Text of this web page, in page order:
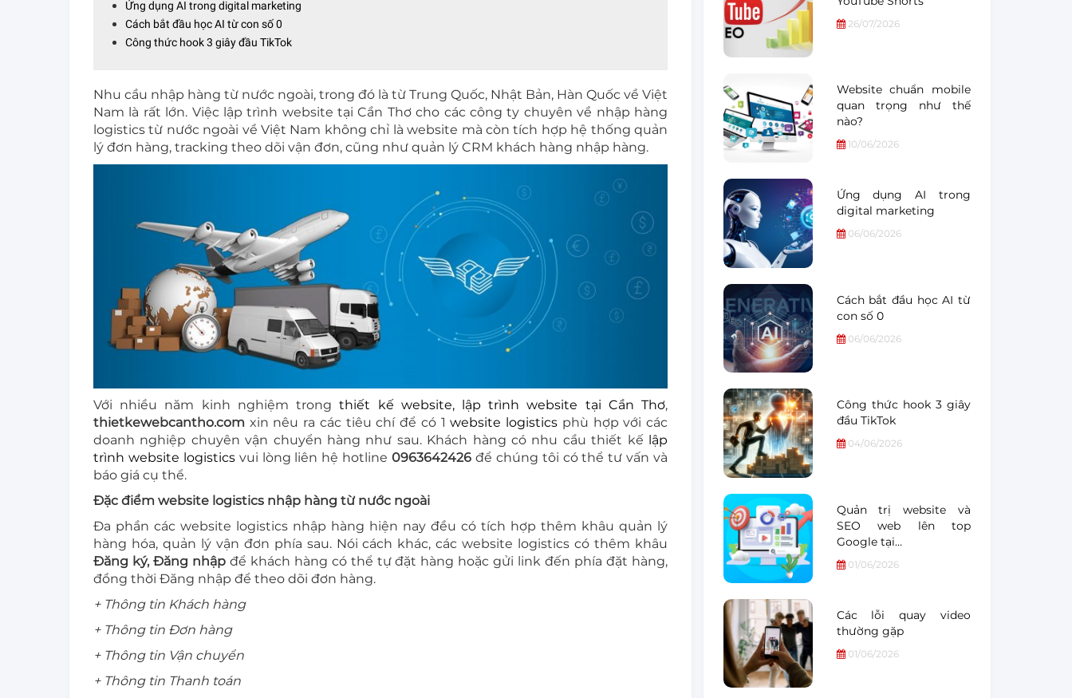
Ứng dụng AI trong digital marketing
Cách bắt đầu học AI từ con số 0
Công thức hook 3 giây đầu TikTok
Nhu cầu nhập hàng từ nước ngoài, trong đó là từ Trung Quốc, Nhật Bản, Hàn Quốc về Việt
Nam là rất lớn. Việc lập trình website tại Cần Thơ cho các công ty chuyên về nhập hàng
logistics từ nước ngoài về Việt Nam không chỉ là website mà còn tích hợp hệ thống quản
lý đơn hàng, tracking theo dõi vận đơn, cũng như quản lý CRM khách hàng nhập hàng.
Với nhiều năm kinh nghiệm trongthiết kế website, lập trình website tại Cần Thơ,
thietkewebcantho.com xin nêu ra các tiêu chí để có 1website logistics phù hợp với các
doanh nghiệp chuyên vận chuyển hàng như sau. Khách hàng có nhu cầu thiết kế
lập
trình website logisticsvui lòng liên hệ hotline 0963642426 để chúng tôi có thể tư vấn và
báo giá cụ thể.
Đặc điểm website logistics nhập hàng từ nước ngoài
Đa phần các website logistics nhập hàng hiện nay đều có tích hợp thêm khâu quản lý
hàng hóa, quản lý vận đơn phía sau. Nói cách khác, các website logistics có thêm khâu
Đăng ký, Đăng nhậpđể khách hàng có thể tự đặt hàng hoặc gửi link đến phía đặt hàng,
đồng thời Đăng nhập để theo dõi đơn hàng.
+ Thông tin Khách hàng
+ Thông tin Đơn hàng
+ Thông tin Vận chuyển
+ Thông tin Thanh toán
26/07/2026
Website chuẩn mobile
quan trọng như thế
nào?
10/06/2026
Ứng dụng AI trong
digital marketing
06/06/2026
Cách bắt đầu học AI từ
con số 0
06/06/2026
Công thức hook 3 giây
đầu TikTok
04/06/2026
Quản trị website và
SEO web lên top
Google tại…
01/06/2026
Các lỗi quay video
thường gặp
01/06/2026